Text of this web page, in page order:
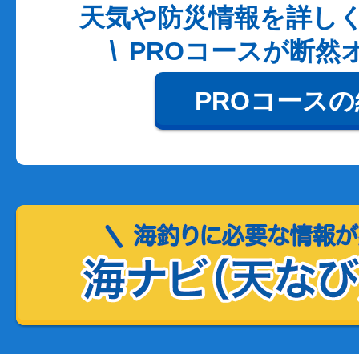
天気や防災情報を詳し
PROコースが断然
PROコース